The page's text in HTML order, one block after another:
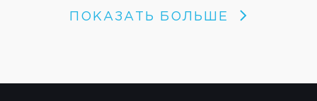
ПОКАЗАТЬ БОЛЬШЕ